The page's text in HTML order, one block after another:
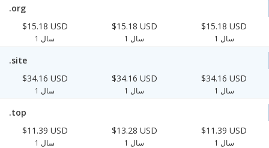
.org
$15.18 USD
1 سال
$15.18 USD
1 سال
$15.18 USD
1 سال
.site
$34.16 USD
1 سال
$34.16 USD
1 سال
$34.16 USD
1 سال
.top
$11.39 USD
1 سال
$13.28 USD
1 سال
$11.39 USD
1 سال